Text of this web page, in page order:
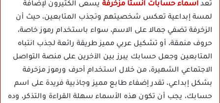
تعد اسماء حسابات انستا مزخرفة يسعى الكثيرون لإضافة
لمسة إبداعية تعكس شخصيتهم وتجذب المتابعين، حيث أن
الزخرفة تضفي جمالا على الاسم، سواء باستخدام رموز خاصة،
حروف منمقة، أو تشكيل عربي مميز طريقة رائعة لجذب انتباه
المتابعين وجعل حسابك يبرز بين الآخرين على منصة التواصل
الاجتماعي الشهيرة، من خلال استخدام أحرف ورموز مزخرفة
بشكل إبداعي، تقدر إضفاء طابع مميز وجاذبية فريدة على اسم
حسابك، يجب أن تكون هذه الأسماء سهلة القراءة والتذكر، وده